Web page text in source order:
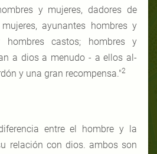
y mujeres, dadores de
ayunantes hombres y
hombres castos; hombres y
a dios a menudo - a ellos al-
y una gran recompensa."2
entre el hombre y la
relación con dios. ambos son